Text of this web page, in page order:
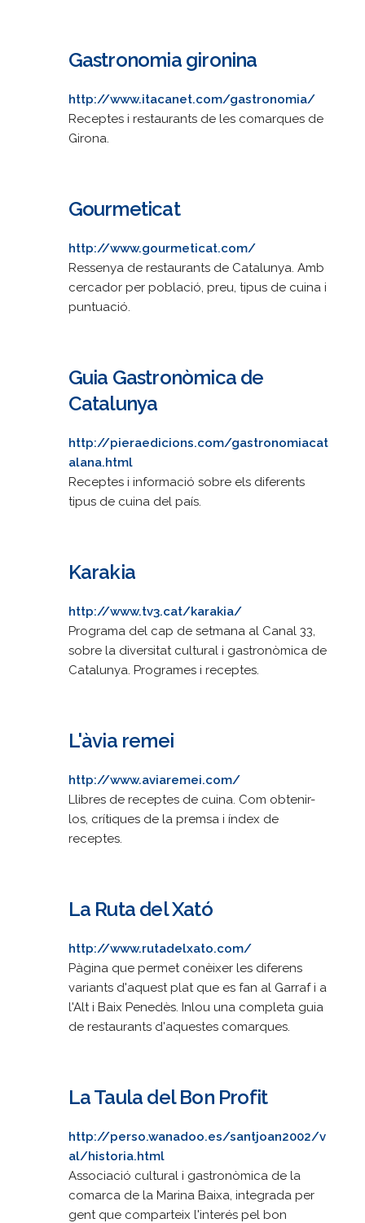
Gastronomia gironina
http://www.itacanet.com/gastronomia/
Receptes i restaurants de les comarques de
Girona.
Gourmeticat
http://www.gourmeticat.com/
Ressenya de restaurants de Catalunya. Amb
cercador per població, preu, tipus de cuina i
puntuació.
Guia Gastronòmica de
Catalunya
http://pieraedicions.com/gastronomiacat
alana.html
Receptes i informació sobre els diferents
tipus de cuina del país.
Karakia
http://www.tv3.cat/karakia/
Programa del cap de setmana al Canal 33,
sobre la diversitat cultural i gastronòmica de
Catalunya. Programes i receptes.
L'àvia remei
http://www.aviaremei.com/
Llibres de receptes de cuina. Com obtenir-
los, crítiques de la premsa i índex de
receptes.
La Ruta del Xató
http://www.rutadelxato.com/
Pàgina que permet conèixer les diferens
variants d'aquest plat que es fan al Garraf i a
l'Alt i Baix Penedès. Inlou una completa guia
de restaurants d'aquestes comarques.
La Taula del Bon Profit
http://perso.wanadoo.es/santjoan2002/v
al/historia.html
Associació cultural i gastronòmica de la
comarca de la Marina Baixa, integrada per
gent que comparteix l'interés pel bon